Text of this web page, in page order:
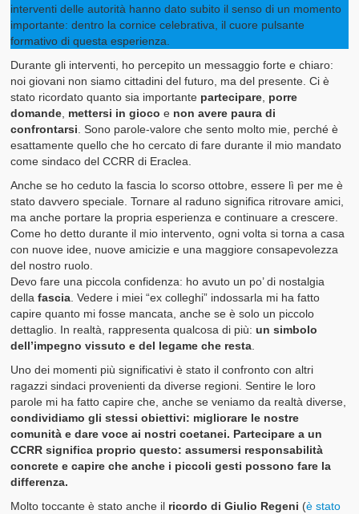
interventi delle autorità hanno dato subito il senso di un momento
importante: dentro la cornice celebrativa, il cuore pulsante
formativo di questa esperienza.
Durante gli interventi, ho percepito un messaggio forte e chiaro:
noi giovani non siamo cittadini del futuro, ma del presente. Ci è
stato ricordato quanto sia importante partecipare porre
domande mettersi in gioco e non avere paura di
confrontarsi . Sono parole-valore che sento molto mie, perché è
esattamente quello che ho cercato di fare durante il mio mandato
come sindaco del CCRR di Eraclea.
Anche se ho ceduto la fascia lo scorso ottobre, essere lì per me è
stato davvero speciale. Tornare al raduno significa ritrovare amici,
ma anche portare la propria esperienza e continuare a crescere.
Come ho detto durante il mio intervento, ogni volta si torna a casa
con nuove idee, nuove amicizie e una maggiore consapevolezza
del nostro ruolo.
Devo fare una piccola confidenza: ho avuto un po’ di nostalgia
dellafascia . Vedere i miei “ex colleghi” indossarla mi ha fatto
capire quanto mi fosse mancata, anche se è solo un piccolo
dettaglio. In realtà, rappresenta qualcosa di più:un simbolo
dell’impegno vissuto e del legame che resta
Uno dei momenti più significativi è stato il confronto con altri
ragazzi sindaci provenienti da diverse regioni. Sentire le loro
parole mi ha fatto capire che, anche se veniamo da realtà diverse,
condividiamo gli stessi obiettivi: migliorare le nostre
comunità e dare voce ai nostri coetanei. Partecipare a un
CCRR significa proprio questo: assumersi responsabilità
concrete e capire che anche i piccoli gesti possono fare la
differenza.
Molto toccante è stato anche il ricordo di Giulio Regeni (è stato